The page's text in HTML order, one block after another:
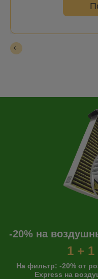
-20% на
1 +
На фильтр: -20% от
Express на